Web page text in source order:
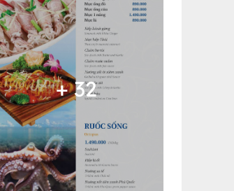
+ 32